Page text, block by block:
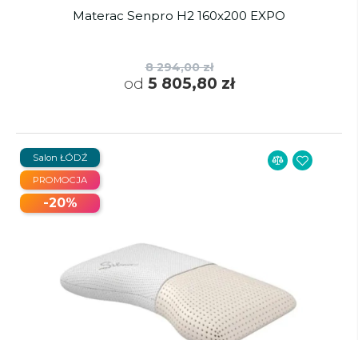
Materac Senpro H2 160x200 EXPO
8 294,00 zł
od 5 805,80 zł
PROMOCJA
-20%
Salon ŁÓDŹ